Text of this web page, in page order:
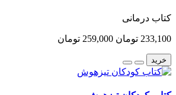
کتاب درمانی
233,100 تومان 259,000 تومان
خرید